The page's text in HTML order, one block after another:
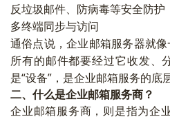
反垃圾邮件、防病毒等安全防护
多终端同步与访问
通俗点说，企业邮箱服务器就像
所有的邮件都要经过它收发、
是“设备”，是企业邮箱服务的底
二、什么是企业邮箱服务商？
企业邮箱服务商，则是指为企